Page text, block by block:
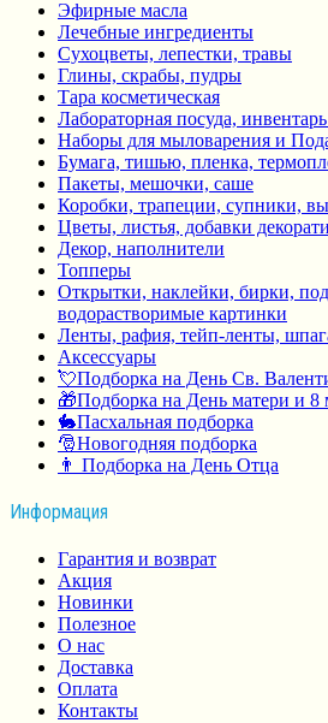
Эфирные масла
Лечебные ингредиенты
Сухоцветы, лепестки, травы
Глины, скрабы, пудры
Тара косметическая
Лабораторная посуда,
Наборы для мыловарения и
Бумага, тишью, пленка,
Пакеты, мешочки, саше
Коробки, трапеции, супники,
Цветы, листья, добавки
Декор, наполнители
Топперы
Открытки, наклейки, бирки,
водорастворимые картинки
Ленты, рафия, тейп-ленты,
Аксессуары
💘Подборка на День Св.
🎁Подборка на День матери и 8
🐇Пасхальная подборка
🎅Новогодняя подборка
👨 Подборка на День Отца
Информация
Гарантия и возврат
Акция
Новинки
Полезное
О нас
Доставка
Оплата
Контакты